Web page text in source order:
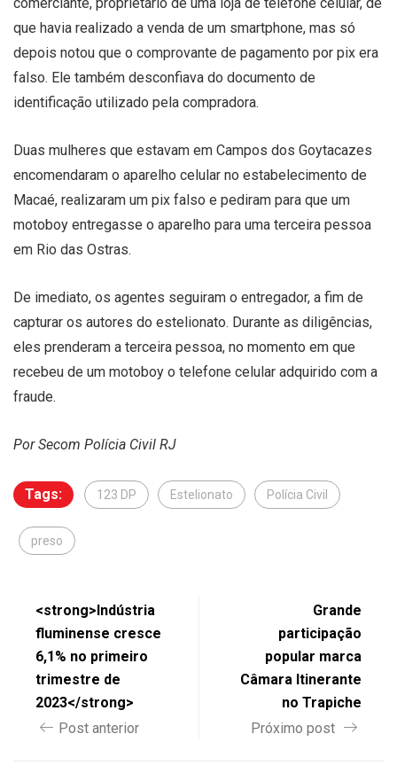
que havia realizado a venda de um smartphone, mas só
depois notou que o comprovante de pagamento por pix era
falso. Ele também desconfiava do documento de
identificação utilizado pela compradora.
Duas mulheres que estavam em Campos dos Goytacazes
encomendaram o aparelho celular no estabelecimento de
Macaé, realizaram um pix falso e pediram para que um
motoboy entregasse o aparelho para uma terceira pessoa
em Rio das Ostras.
De imediato, os agentes seguiram o entregador, a fim de
capturar os autores do estelionato. Durante as diligências,
eles prenderam a terceira pessoa, no momento em que
recebeu de um motoboy o telefone celular adquirido com a
fraude.
Por Secom Polícia Civil RJ
Tags: 123 DP Estelionato Polícia Civil
preso
<strong>Indústria
fluminense cresce
6,1% no primeiro
trimestre de
2023</strong>
Post anterior
Grande
participação
popular marca
Câmara Itinerante
no Trapiche
Próximo post